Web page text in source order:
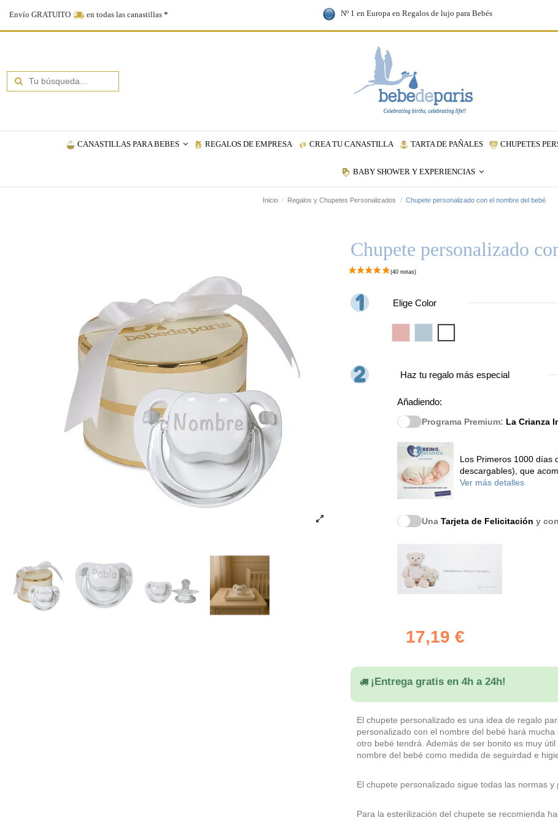
Envío GRATUITO en todas las canastillas * Nº 1 en Europa en Regalos de lujo para Bebés
CANASTILLAS PARA BEBES REGALOS DE EMPRESA CREA TU CANASTILLA TARTA DE PAÑALES CHUPETES
BABY SHOWER Y EXPERIENCIAS
Inicio Regalos y Chupetes Personalizados Chupete personalizado con el nombre del bebé
Chupete personalizado
Elige Color
Haz tu regalo más especial
Añadiendo:
Programa Premium: La Crianza
Los Primeros 1000 días
descargables), que
Ver más detalles
Una Tarjeta de Felicitación y
17,19 €
¡Entrega gratis en 4h a 24h!
El chupete personalizado es una idea de regalo
personalizado con el nombre del bebé hará
otro bebé tendrá. Además de ser bonito es muy
nombre del bebé como medida de seguirdad e
El chupete personalizado sigue todas las normas y
Para la esterilización del chupete se recomienda